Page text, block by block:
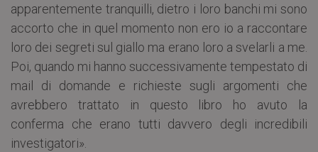
apparentemente tranquilli, dietro i loro banchi mi sono
accorto che in quel momento non ero io a raccontare
loro dei segreti sul giallo ma erano loro a svelarli a me.
Poi, quando mi hanno successivamente tempestato di
mail di domande e richieste sugli argomenti che
avrebbero trattato in questo libro ho avuto la
conferma che erano tutti davvero degli incredibili
investigatori».